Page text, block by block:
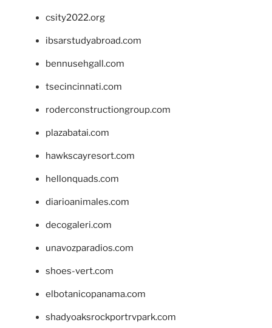
csity2022.org
ibsarstudyabroad.com
bennusehgall.com
tsecincinnati.com
roderconstructiongroup.com
plazabatai.com
hawkscayresort.com
hellonquads.com
diarioanimales.com
decogaleri.com
unavozparadios.com
shoes-vert.com
elbotanicopanama.com
shadyoaksrockportrvpark.com